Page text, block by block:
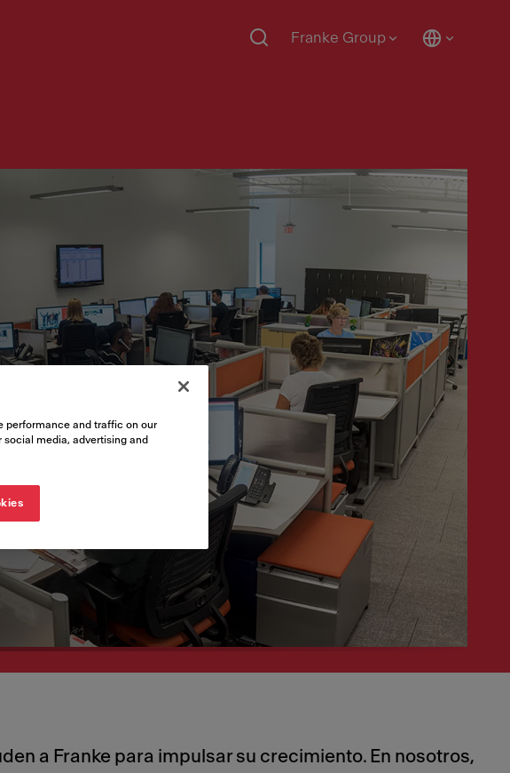
Franke Group
a Franke para impulsar su crecimiento. En nosotros,
performance and traffic on our
media, advertising and